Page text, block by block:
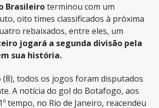
Brasileiroterminou com um
oito times classificados à próxima
rebaixados, entre eles, um
jogará a segunda divisão pela
sua história.
todos os jogos foram disputados
A notícia do gol do Botafogo, aos
tempo, no Rio de Janeiro, reacendeu